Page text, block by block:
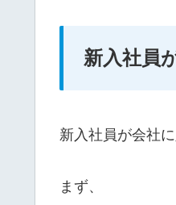
新入社員
新入社員が会社
まず、